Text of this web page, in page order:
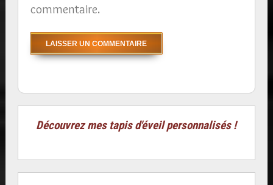
commentaire.
Découvrez mes tapis d'éveil personnalisés !